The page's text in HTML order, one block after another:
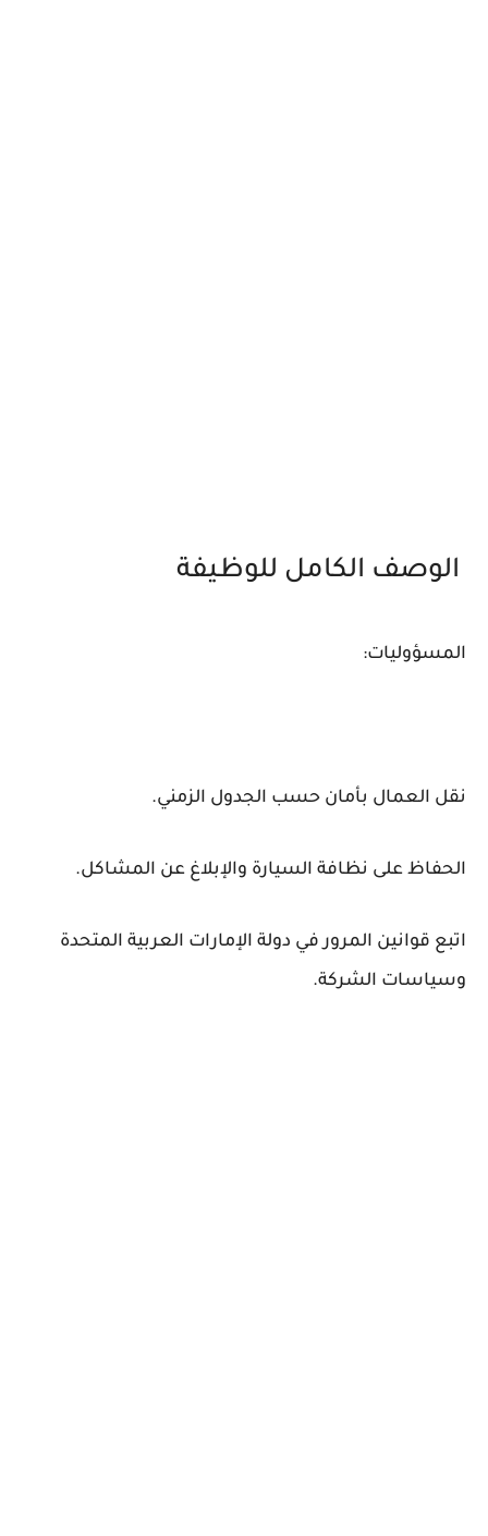
الوصف الكامل للوظيفة
المسؤوليات:
نقل العمال بأمان حسب الجدول الزمني.
الحفاظ على نظافة السيارة والإبلاغ عن المشاكل.
اتبع قوانين المرور في دولة الإمارات العربية المتحدة
وسياسات الشركة.